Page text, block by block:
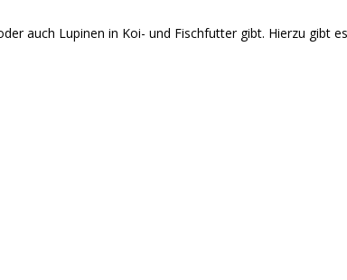
auch Lupinen in Koi- und Fischfutter gibt. Hierzu gibt